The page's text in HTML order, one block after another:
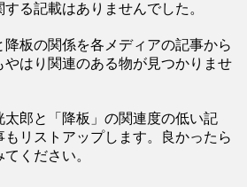
る記載はありませんでした。
板の関係を各メディアの記事から
はり関連のある物が見つかりませ
郎と「降板」の関連度の低い記
リストアップします。良かったら
ください。